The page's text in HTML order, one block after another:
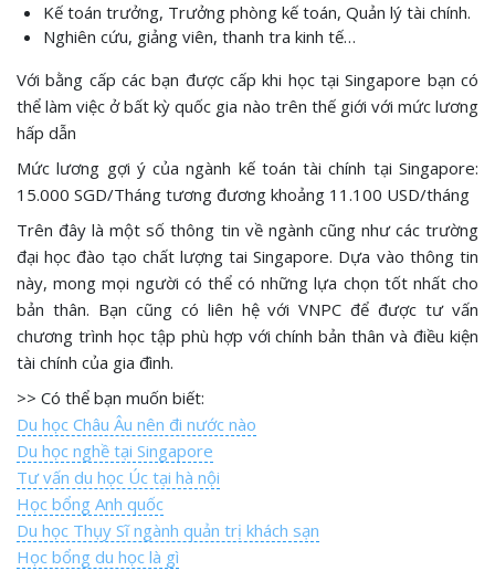
Kế toán trưởng, Trưởng phòng kế toán, Quản lý tài chính.
Nghiên cứu, giảng viên, thanh tra kinh tế…
Với bằng cấp các bạn được cấp khi học tại Singapore bạn có
thể làm việc ở bất kỳ quốc gia nào trên thế giới với mức lương
hấp dẫn
Mức lương gợi ý của ngành kế toán tài chính tại Singapore:
15.000 SGD/Tháng tương đương khoảng 11.100 USD/tháng
Trên đây là một số thông tin về ngành cũng như các trường
đại học đào tạo chất lượng tai Singapore. Dựa vào thông tin
này, mong mọi người có thể có những lựa chọn tốt nhất cho
bản thân. Bạn cũng có liên hệ với VNPC để được tư vấn
chương trình học tập phù hợp với chính bản thân và điều kiện
tài chính của gia đình.
>> Có thể bạn muốn biết:
Du học Châu Âu nên đi nước nào
Du học nghề tại Singapore
Tư vấn du học Úc tại hà nội
Học bổng Anh quốc
Du học Thụy Sĩ ngành quản trị khách sạn
Học bổng du học là gì